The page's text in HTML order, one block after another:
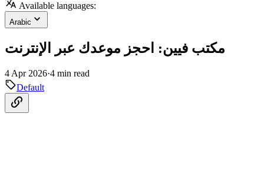
Available languages:
Arabic
مكتب فيين: احجز موعدك عبر الإنترنت
4 Apr 2026·4 min read
Default